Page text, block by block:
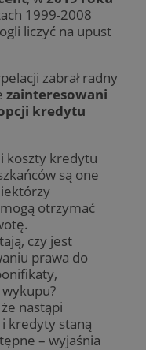
1999-2008
liczyć na upust
zabrał radny
zainteresowani
kredytu
koszty kredytu
są one
otrzymać
czy jest
prawa do
nastąpi
kredyty staną
– wyjaśnia